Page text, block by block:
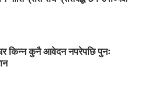
किन्न कुनै आवेदन नपरेपछि पुनः